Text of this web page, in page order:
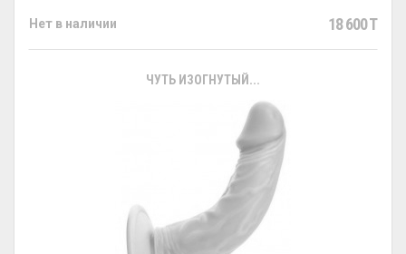
Нет в наличии 18 600 T
ЧУТЬ ИЗОГНУТЫЙ...